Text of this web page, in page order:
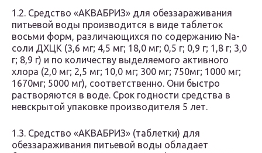
1.2. Средство «АКВАБРИЗ» для обеззараживания
питьевой воды производится в виде таблеток
восьми форм, различающихся по содержанию Na-
соли ДХЦК (3,6 мг; 4,5 мг; 18,0 мг; 0,5 г; 0,9 г; 1,8 г; 3,0
г; 8,9 г) и по количеству выделяемого активного
хлора (2,0 мг; 2,5 мг; 10,0 мг; 300 мг; 750мг; 1000 мг;
1670мг; 5000 мг), соответственно. Они быстро
растворяются в воде. Срок годности средства в
невскрытой упаковке производителя 5 лет.
1.3. Средство «АКВАБРИЗ» (таблетки) для
обеззараживания питьевой воды обладает